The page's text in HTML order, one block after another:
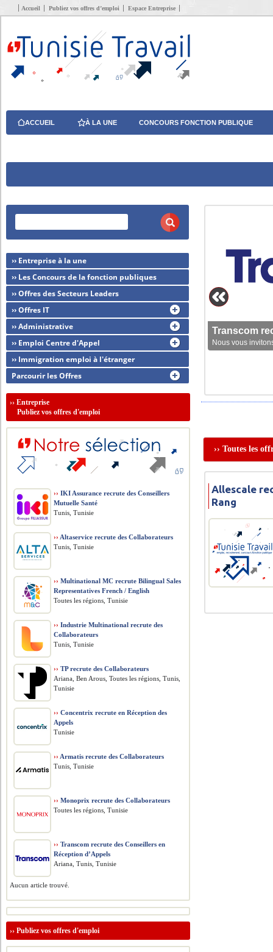
Accueil Publiez vos offres d’emploi Espace Entreprise
ACCUEIL À LA UNE CONCOURS FONCTION PUBLIQUE
Transcom
Nous vous
›› Toutes les
Allescale
Rang
›› Entreprise à la une
›› Les Concours de la fonction publiques
›› Offres des Secteurs Leaders
›› Offres IT
›› Administrative
›› Emploi Centre d'Appel
›› Immigration emploi à l'étranger
Parcourir les Offres
››Entreprise
Publiez vos offres d'emploi
›› IKI Assurance recrute des Conseillers
Mutuelle Santé
Tunis, Tunisie
›› Altaservice recrute des Collaborateurs
Tunis, Tunisie
›› Multinational MC recrute Bilingual Sales
Representatives French / English
Toutes les régions, Tunisie
›› Industrie Multinational recrute des
Collaborateurs
Tunis, Tunisie
›› TP recrute des Collaborateurs
Ariana, Ben Arous, Toutes les régions, Tunis,
Tunisie
›› Concentrix recrute en Réception des
Appels
Tunisie
›› Armatis recrute des Collaborateurs
Tunis, Tunisie
›› Monoprix recrute des Collaborateurs
Toutes les régions, Tunisie
›› Transcom recrute des Conseillers en
Réception d’Appels
Ariana, Tunis, Tunisie
Aucun article trouvé.
››Publiez vos offres d'emploi